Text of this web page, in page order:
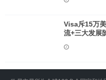
Visa斥15万
流+三大发展